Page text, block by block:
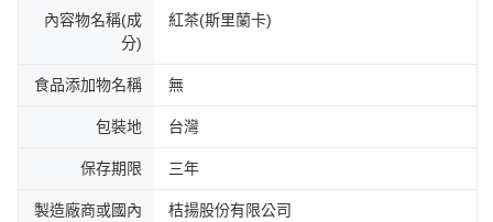
內容物名稱(成
分)
紅茶(斯里蘭卡)
食品添加物名稱 無
包裝地 台灣
保存期限 三年
製造廠商或國內
桔揚股份有限公司